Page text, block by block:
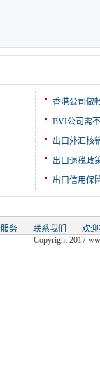
香港公司做
BVI公司需
出口外汇核
出口退税政
出口信用保
务 联系我们
欢
Copyright 2017